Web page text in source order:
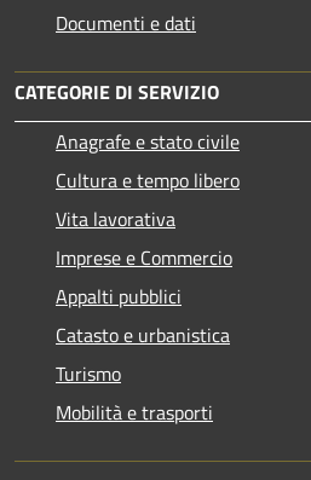
Documenti e dati
CATEGORIE DI SERVIZIO
Anagrafe e stato civile
Cultura e tempo libero
Vita lavorativa
Imprese e Commercio
Appalti pubblici
Catasto e urbanistica
Turismo
Mobilità e trasporti